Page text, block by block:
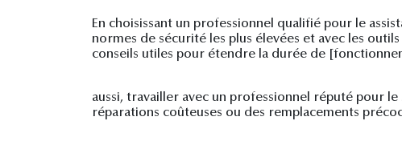
En choisissant un professionnel qualifié pour le
normes de sécurité les plus élevées et avec les
conseils utiles pour étendre la durée de
aussi, travailler avec un professionnel réputé pour
réparations coûteuses ou des remplacements